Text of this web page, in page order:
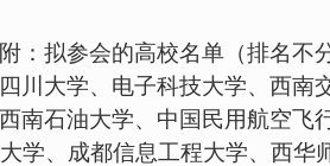
附：拟参会的高校名单（排名不
四川大学、电子科技大学、西南
西南石油大学、中国民用航空飞
学、成都信息工程大学、西华